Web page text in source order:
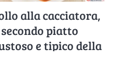
alla cacciatora,
piatto
e tipico della